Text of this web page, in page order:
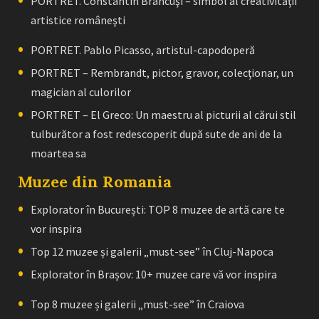
artistice româneşti
PORTRET. Pablo Picasso, artistul-capodoperă
PORTRET – Rembrandt, pictor, gravor, colecţionar, un
magician al culorilor
PORTRET – El Greco: Un maestru al picturii al cărui stil
tulburător a fost redescoperit după sute de ani de la
moartea sa
Muzee din Romania
Explorator în București: TOP 8 muzee de artă care te
vor inspira
Top 12 muzee și galerii „must-see” în Cluj-Napoca
Explorator în Brașov: 10+ muzee care vă vor inspira
Top 8 muzee și galerii „must-see” în Craiova